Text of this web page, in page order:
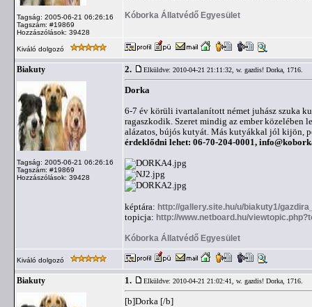
Tagság: 2005-06-21 06:26:16
Tagszám: #19869
Hozzászólások: 39428
Kóborka Állatvédő Egyesület
Kiváló dolgozó
Biakuty
Tagság: 2005-06-21 06:26:16
Tagszám: #19869
Hozzászólások: 39428
2. Elküldve: 2010-04-21 21:11:32, w. gazdis! Dorka, 1716.
Dorka
6-7 év körüli ivartalanított német juhász szuka
ragaszkodik. Szeret mindig az ember közelében
alázatos, bújós kutyát. Más kutyákkal jól kijön,
érdeklődni lehet: 06-70-204-0001,
képtára: http://gallery.site.hu/u/biakuty1/
topicja: http://www.netboard.hu/
Kóborka Állatvédő Egyesület
Kiváló dolgozó
Biakuty 1. Elküldve: 2010-04-21 21:02:41, w. gazdis! Dorka, 1716.
[b]Dorka [/b]